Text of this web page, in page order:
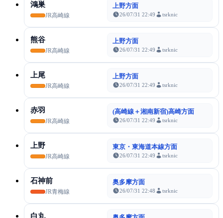
鴻巣
JR高崎線
上野方面
26/07/31 22:49 tsrknic
熊谷
JR高崎線
上野方面
26/07/31 22:49 tsrknic
上尾
JR高崎線
上野方面
26/07/31 22:49 tsrknic
赤羽
JR高崎線
(高崎線＋湘南新宿)高崎方面
26/07/31 22:49 tsrknic
上野
JR高崎線
東京・東海道本線方面
26/07/31 22:49 tsrknic
石神前
JR青梅線
奥多摩方面
26/07/31 22:48 tsrknic
白丸